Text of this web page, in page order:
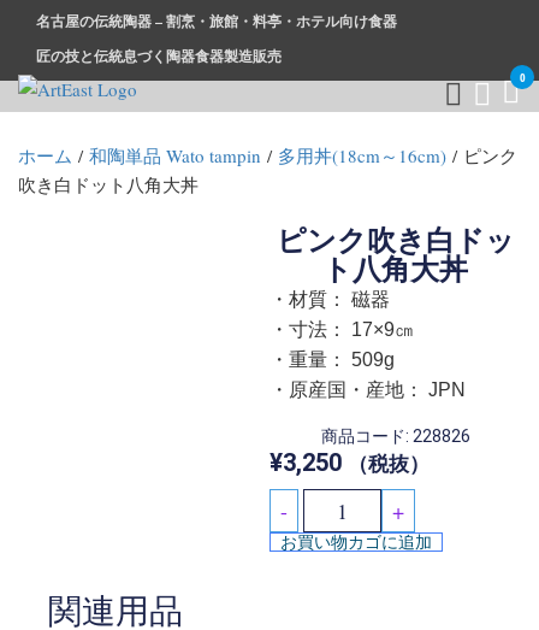
名古屋の伝統陶器 – 割烹・旅館・料亭・ホテル向け食器
匠の技と伝統息づく陶器食器製造販売
和食器・洋食器通販｜割烹・旅館・料亭・ホテル等業務用卸販
売
業務用から個人用まで、おしゃれでかわいい和食器・洋食器は
まとめ買いがお得です。
0
ホーム / 和陶単品 Wato tampin / 多用丼(18cm～16cm) / ピンク
吹き白ドット八角大丼
ピンク吹き白ドッ
ト八角大丼
・材質： 磁器
・寸法： 17×9㎝
・重量： 509g
・原産国・産地： JPN
商品コード: 228826
¥3,250 （税抜）
- +
お買い物カゴに追加
関連用品